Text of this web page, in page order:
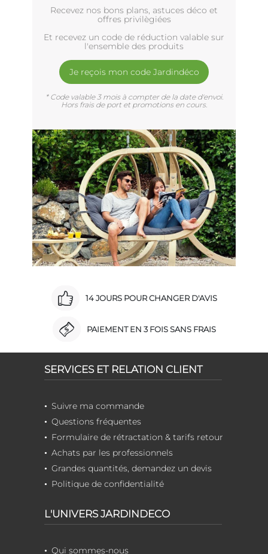
Recevez nos bons plans, astuces déco et
offres privilègiées
Et recevez un code de réduction valable sur
l'ensemble des produits
Je reçois mon code Jardindéco
* Code valable 3 mois à compter de la date d'envoi.
Hors frais de port et promotions en cours.
14 JOURS POUR CHANGER D'AVIS
PAIEMENT EN 3 FOIS SANS FRAIS
SERVICES ET RELATION CLIENT
Suivre ma commande
Questions fréquentes
Formulaire de rétractation & tarifs retour
Achats par les professionnels
Grandes quantités, demandez un devis
Politique de confidentialité
L'UNIVERS JARDINDECO
Qui sommes-nous